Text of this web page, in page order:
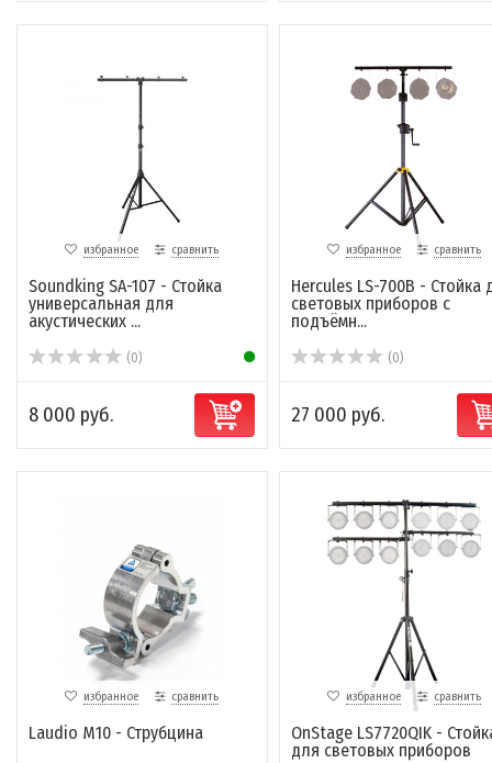
избранное сравнить
Soundking SA-107 - Стойка
универсальная для
акустических ...
(0)
8 000 руб.
избранное сравнить
Hercules LS-700B - Стойка
световых приборов с
подъёмн...
(0)
27 000 руб.
избранное сравнить
Laudio М10 - Струбцина
избранное сравнить
OnStage LS7720QIK -
для световых приборов